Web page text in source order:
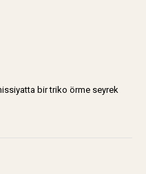
bir triko örme seyrek